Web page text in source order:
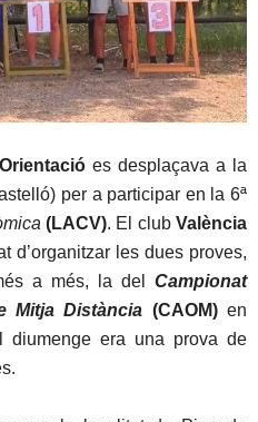
es desplaçava a la
per a participar en la 6ª
(LACV). El clubValència
d’organitzar les dues proves,
a més, la del Campionat
Mitja Distància (CAOM)en
diumenge era una prova de